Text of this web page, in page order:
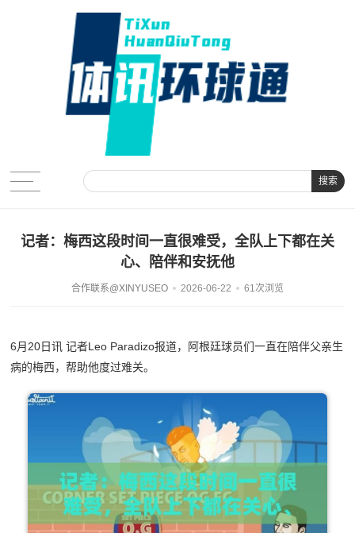
搜索
记者：梅西这段时间一直很难受，全队上下都在关
心、陪伴和安抚他
合作联系@XINYUSEO 2026-06-22 61次浏览
6月20日讯 记者Leo Paradizo报道，阿根廷球员们一直在陪伴父亲生
病的梅西，帮助他度过难关。